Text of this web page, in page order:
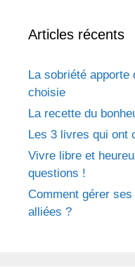
Articles récents
La sobriété apporte
choisie
La recette du
Les 3 livres qui ont
Vivre libre et
questions !
Comment gérer
alliées ?